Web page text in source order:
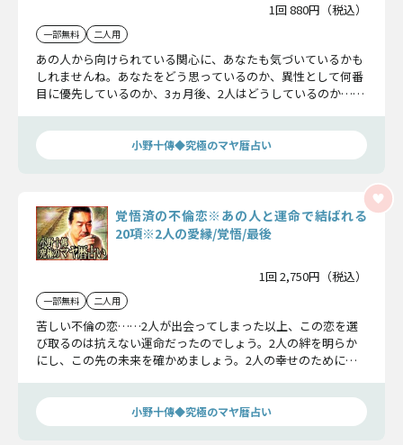
1回 880円（税込）
一部無料 二人用
あの人から向けられている関心に、あなたも気づいているかも
しれませんね。あなたをどう思っているのか、異性として何番
目に優先しているのか、3ヵ月後、2人はどうしているのか……
小野十傳◆究極のマヤ暦占い
覚悟済の不倫恋※あの人と運命で結ばれる
20項※2人の愛縁/覚悟/最後
1回 2,750円（税込）
一部無料 二人用
苦しい不倫の恋……2人が出会ってしまった以上、この恋を選
び取るのは抗えない運命だったのでしょう。2人の絆を明らか
にし、この先の未来を確かめましょう。2人の幸せのために大
小野十傳◆究極のマヤ暦占い